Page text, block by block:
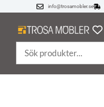
info@trosamobler.se